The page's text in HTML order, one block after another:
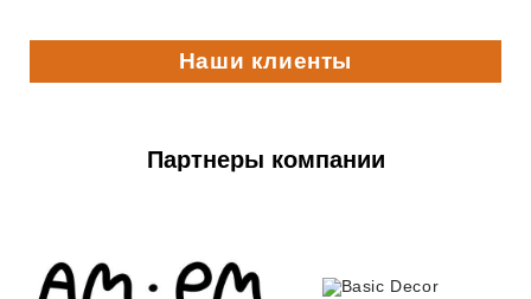
Наши клиенты
Партнеры компании